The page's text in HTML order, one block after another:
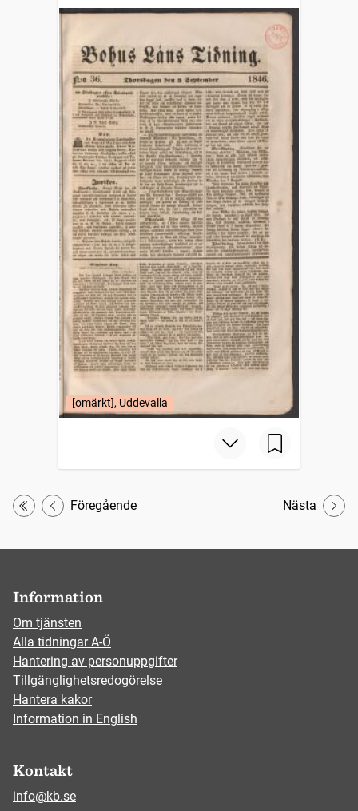
[omärkt], Uddevalla
Första
Föregående Nästa
Information
Om tjänsten
Alla tidningar A-Ö
Hantering av personuppgifter
Tillgänglighetsredogörelse
Hantera kakor
Information in English
Kontakt
info@kb.se